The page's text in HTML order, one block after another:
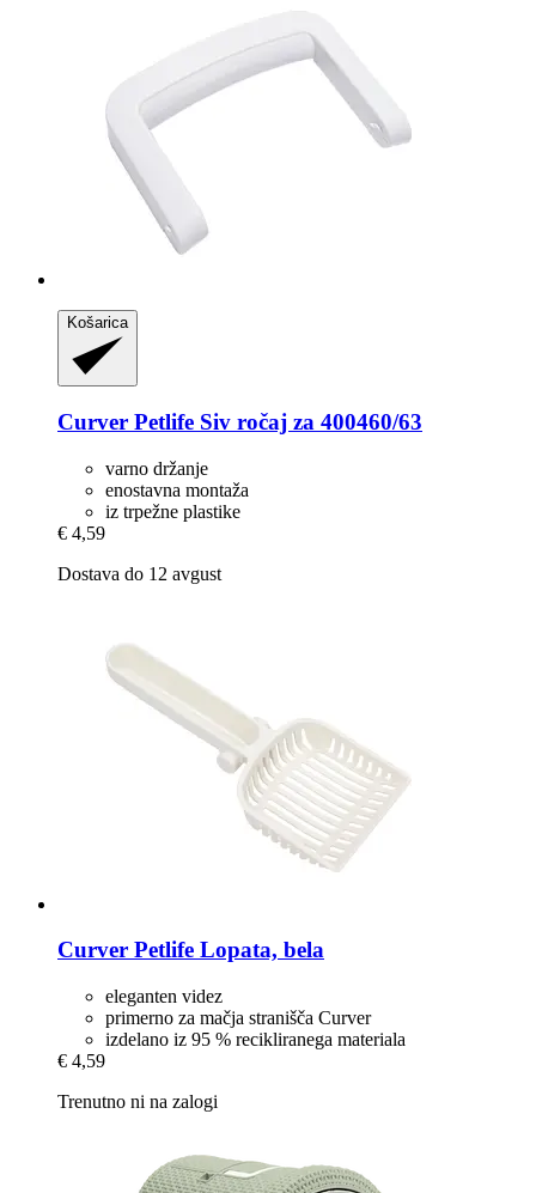
Košarica
Curver Petlife Siv ročaj za 400460/63
varno držanje
enostavna montaža
iz trpežne plastike
€ 4,59
Dostava do 12 avgust
Curver Petlife Lopata, bela
eleganten videz
primerno za mačja stranišča Curver
izdelano iz 95 % recikliranega materiala
€ 4,59
Trenutno ni na zalogi